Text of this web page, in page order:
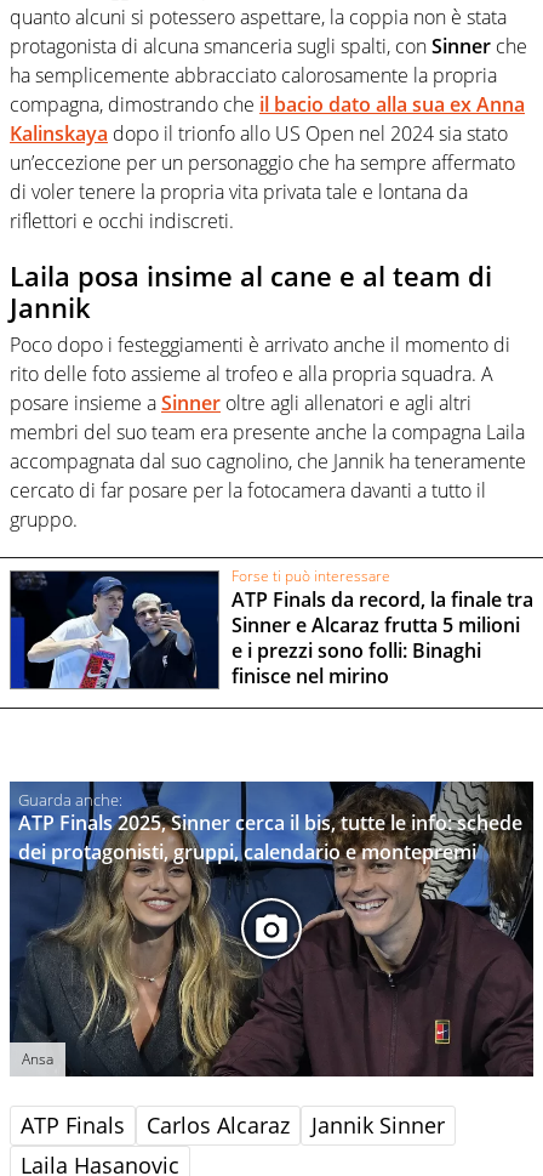
quanto alcuni si potessero aspettare, la coppia non è stata
protagonista di alcuna smanceria sugli spalti, conSinner che
ha semplicemente abbracciato calorosamente la propria
compagna, dimostrando che il bacio dato alla sua exAnna
Kalinskaya dopo il trionfo allo US Open nel 2024 sia stato
un’eccezione per un personaggio che ha sempre affermato
di voler tenere la propria vita privata tale e lontana da
riflettori e occhi indiscreti.
Laila posa insime al cane e al team di
Jannik
Poco dopo i festeggiamenti è arrivato anche il momento di
rito delle foto assieme al trofeo e alla propria squadra. A
posare insieme aSinner oltre agli allenatori e agli altri
membri del suo team era presente anche la compagna Laila
accompagnata dal suo cagnolino, che Jannik ha teneramente
cercato di far posare per la fotocamera davanti a tutto il
gruppo.
Forse ti può interessare
ATP Finals da record, la finale tra
Sinner e Alcaraz frutta 5 milioni
e i prezzi sono folli: Binaghi
finisce nel mirino
ATP Finals 2025, Sinner cerca il bis, tutte le info: schede
dei protagonisti, gruppi, calendario e montepremi
Ansa
ATP Finals Carlos Alcaraz
Jannik Sinner
Laila Hasanovic